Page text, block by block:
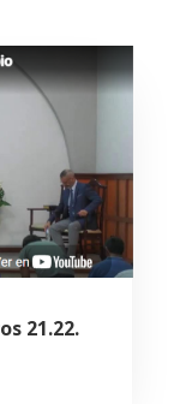
21.22.